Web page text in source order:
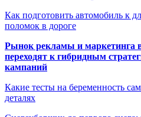
Как подготовить автомобиль к
поломок в дороге
Рынок рекламы и маркетинга
переходят к гибридным
кампаний
Какие тесты на беременность
деталях